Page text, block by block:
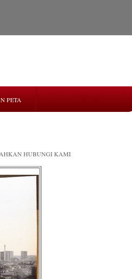
PETA
HUBUNGI KAMI